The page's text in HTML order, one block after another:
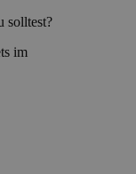
solltest?
im